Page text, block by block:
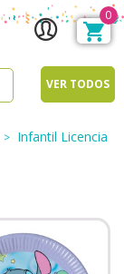
0
VER TODOS
Infantil Licencia